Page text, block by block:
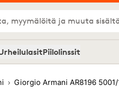
myymälöitä ja muuta
Piilolinssit
Giorgio Armani AR8196 5001/